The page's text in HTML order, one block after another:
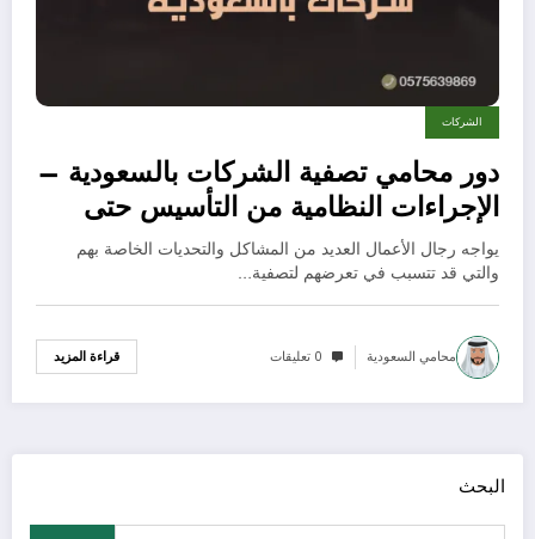
الشركات
دور محامي تصفية الشركات بالسعودية –
الإجراءات النظامية من التأسيس حتى
الإغلاق القانوني
يواجه رجال الأعمال العديد من المشاكل والتحديات الخاصة بهم
والتي قد تتسبب في تعرضهم لتصفية…
محامي السعودية 0 تعليقات قراءة المزيد
البحث